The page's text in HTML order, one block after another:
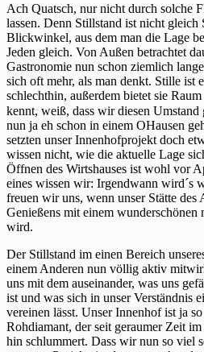
Ach Quatsch, nur nicht durch solche
lassen. Denn Stillstand ist nicht gleich
Blickwinkel, aus dem man die Lage
Jeden gleich. Von Außen betrachtet
Gastronomie nun schon ziemlich
sich oft mehr, als man denkt. Stille ist
schlechthin, außerdem bietet sie
kennt, weiß, dass wir diesen
nun ja eh schon in einem OHausen
setzten unser Innenhofprojekt doch
wissen nicht, wie die aktuelle Lage
Öffnen des Wirtshauses ist wohl vor
eines wissen wir: Irgendwann wird´s
freuen wir uns, wenn unser Stätte des
Genießens mit einem wunderschönen
wird.
Der Stillstand im einen Bereich
einem Anderen nun völlig aktiv
uns mit dem auseinander, was uns
ist und was sich in unser Verständnis
vereinen lässt. Unser Innenhof ist ja
Rohdiamant, der seit geraumer Zeit
hin schlummert. Dass wir nun so viel